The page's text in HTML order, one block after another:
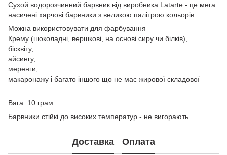
Сухой водорозчинний барвник від виробника Latarte - це мега
насичені харчові барвники з великою палітрою кольорів.
Можна використовувати для фарбування
Крему (шоколадні, вершкові, на основі сиру чи білків),
бісквіту,
айсингу,
меренги,
макаронажу і багато іншого що не має жирової складової
Вага: 10 грам
Барвники стійкі до високих температур - не вигорають
Доставка Оплата